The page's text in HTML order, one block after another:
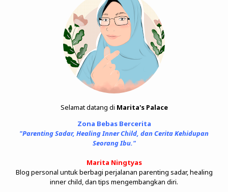
Selamat datang di Marita's Palace
Zona Bebas Bercerita
"Parenting Sadar, Healing Inner Child, dan Cerita Kehidupan
Seorang Ibu."
Marita Ningtyas
Blog personal untuk berbagi perjalanan parenting sadar, healing
inner child, dan tips mengembangkan diri.